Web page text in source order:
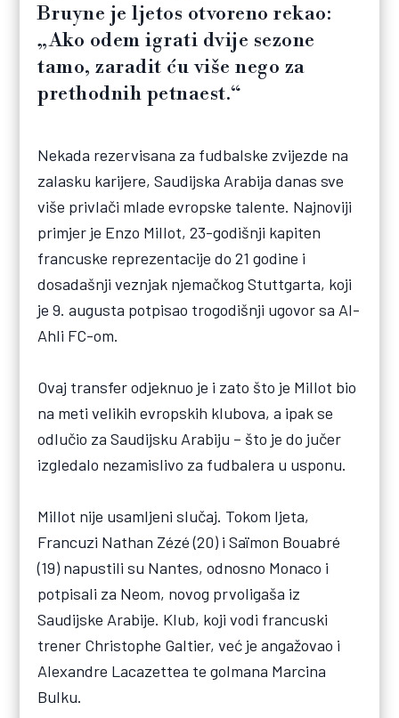
Bruyne je ljetos otvoreno rekao:
„Ako odem igrati dvije sezone
tamo, zaradit ću više nego za
prethodnih petnaest.“
Nekada rezervisana za fudbalske zvijezde na
zalasku karijere, Saudijska Arabija danas sve
više privlači mlade evropske talente. Najnoviji
primjer je Enzo Millot, 23-godišnji kapiten
francuske reprezentacije do 21 godine i
dosadašnji veznjak njemačkog Stuttgarta, koji
je 9. augusta potpisao trogodišnji ugovor sa Al-
Ahli FC-om.
Ovaj transfer odjeknuo je i zato što je Millot bio
na meti velikih evropskih klubova, a ipak se
odlučio za Saudijsku Arabiju – što je do jučer
izgledalo nezamislivo za fudbalera u usponu.
Millot nije usamljeni slučaj. Tokom ljeta,
Francuzi Nathan Zézé (20) i Saïmon Bouabré
(19) napustili su Nantes, odnosno Monaco i
potpisali za Neom, novog prvoligaša iz
Saudijske Arabije. Klub, koji vodi francuski
trener Christophe Galtier, već je angažovao i
Alexandre Lacazettea te golmana Marcina
Bulku.